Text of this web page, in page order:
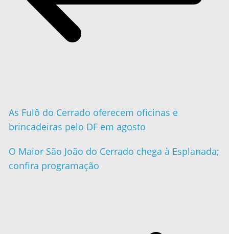
As Fulô do Cerrado oferecem oficinas e
brincadeiras pelo DF em agosto
O Maior São João do Cerrado chega à Esplanada;
confira programação